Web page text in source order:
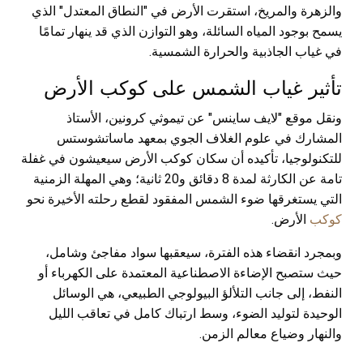
والزهرة والمريخ، استقرت الأرض في "النطاق المعتدل" الذي
يسمح بوجود المياه السائلة، وهو التوازن الذي قد ينهار تمامًا
في غياب الجاذبية والحرارة الشمسية.
تأثير غياب الشمس على كوكب الأرض
ونقل موقع "لايف ساينس" عن تيموثي كرونين، الأستاذ
المشارك في علوم الغلاف الجوي بمعهد ماساتشوستس
للتكنولوجيا، تأكيده أن سكان كوكب الأرض سيعيشون في غفلة
تامة عن الكارثة لمدة 8 دقائق و20 ثانية؛ وهي المهلة الزمنية
التي يستغرقها ضوء الشمس المفقود لقطع رحلته الأخيرة نحو
كوكب الأرض.
وبمجرد انقضاء هذه الفترة، سيعقبها سواد مفاجئ وشامل،
حيث ستصبح الإضاءة الاصطناعية المعتمدة على الكهرباء أو
النفط، إلى جانب التلألؤ البيولوجي الطبيعي، هي الوسائل
الوحيدة لتوليد الضوء، وسط ارتباك كامل في تعاقب الليل
والنهار وضياع معالم الزمن.